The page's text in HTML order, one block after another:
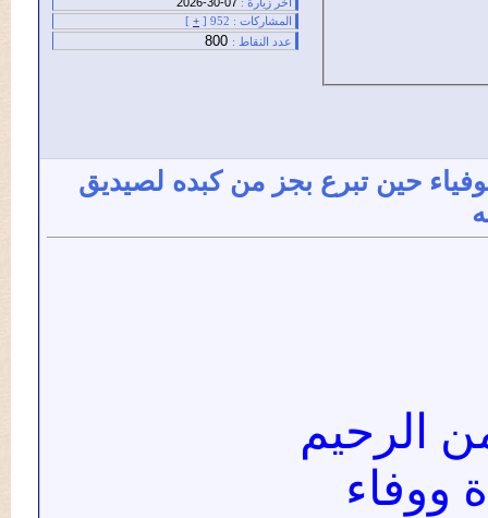
المشاركات :952 [
+
]
عدد النقاط : 800
حين تبرع بجز من كبده لصيديق